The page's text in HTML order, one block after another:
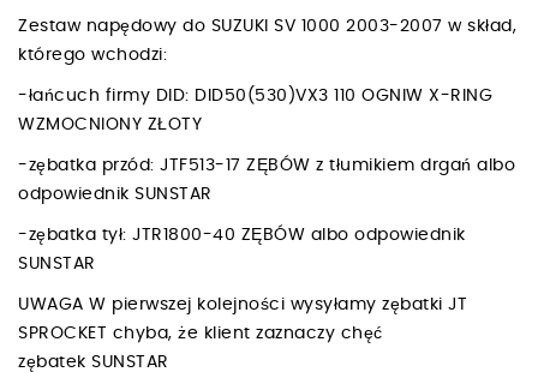
Zestaw napędowy do SUZUKI SV 1000 2003-2007 w skład,
którego wchodzi:
-łańcuch firmy DID: DID50(530)VX3 110 OGNIW X-RING
WZMOCNIONY ZŁOTY
-zębatka przód: JTF513-17 ZĘBÓW z tłumikiem drgań albo
odpowiednik SUNSTAR
-zębatka tył: JTR1800-40 ZĘBÓW albo odpowiednik
SUNSTAR
UWAGA W pierwszej kolejności wysyłamy zębatki JT
SPROCKET chyba, że klient zaznaczy chęć
zębatek SUNSTAR